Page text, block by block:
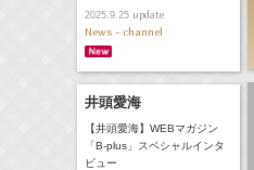
2025.9.25update
News - channel
井頭愛海
【井頭愛海】WEBマガジン
「B-plus」スペシャルインタ
ビュー